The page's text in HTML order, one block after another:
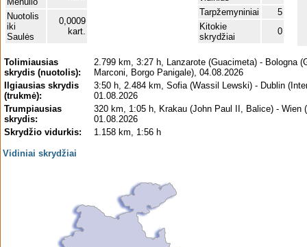
Nuotolis
iki
Saulės
0,0009
kart.
Tarpžemyniniai
5
Kitokie
skrydžiai
0
Tolimiausias
skrydis (nuotolis):
2.799 km, 3:27 h, Lanzarote (Guacimeta) - Bologna
Marconi, Borgo Panigale), 04.08.2026
Ilgiausias skrydis
(trukmė):
3:50 h, 2.484 km, Sofia (Wassil Lewski) - Dublin
01.08.2026
Trumpiausias
skrydis:
320 km, 1:05 h, Krakau (John Paul II, Balice) - Wien
01.08.2026
Skrydžio vidurkis:
1.158 km, 1:56 h
Vidiniai skrydžiai